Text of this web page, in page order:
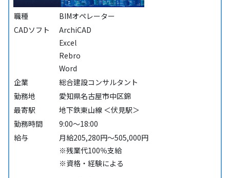
職種
BIMオペレーター
CADソフト
ArchiCAD
Excel
Rebro
Word
企業
総合建設コンサルタント
勤務地
愛知県名古屋市中区錦
最寄駅
地下鉄東山線 ＜伏見駅＞
勤務時間
9:00～18:00
給与
月給205,280円～505,000円
※残業代100％支給
※資格・経験による